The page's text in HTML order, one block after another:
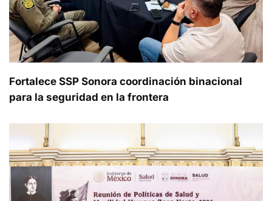
Fortalece SSP Sonora coordinación binacional
para la seguridad en la frontera